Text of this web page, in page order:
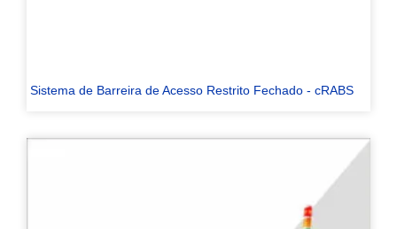
Sistema de Barreira de Acesso Restrito Fechado - cRABS